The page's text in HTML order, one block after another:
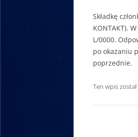
Składkę
KONTAKT).
L/0000.
po okazaniu
poprzednie.
Ten wpis